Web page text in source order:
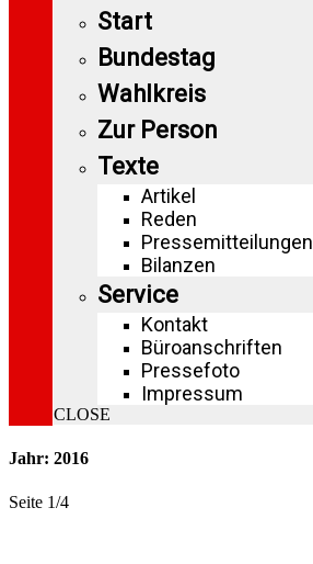
Start
Bundestag
Wahlkreis
Zur Person
Texte
Artikel
Reden
Pressemitteilungen
Bilanzen
Service
Kontakt
Büroanschriften
Pressefoto
Impressum
CLOSE
Jahr: 2016
Seite 1/4